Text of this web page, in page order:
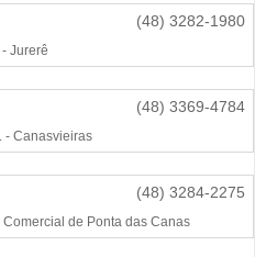
(48) 3282-1980
Jurerê
(48) 3369-4784
- Canasvieiras
(48) 3284-2275
de Ponta das Canas